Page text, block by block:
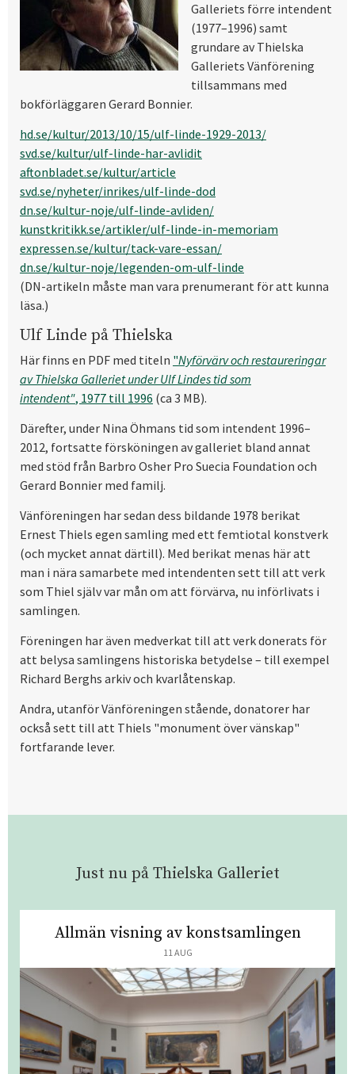
Galleriets förre intendent
(1977–1996) samt
grundare av Thielska
Galleriets Vänförening
tillsammans med
bokförläggaren Gerard Bonnier.
hd.se/kultur/2013/10/15/ulf-linde-1929-2013/
svd.se/kultur/ulf-linde-har-avlidit
aftonbladet.se/kultur/article
svd.se/nyheter/inrikes/ulf-linde-dod
dn.se/kultur-noje/ulf-linde-avliden/
kunstkritikk.se/artikler/ulf-linde-in-memoriam
expressen.se/kultur/tack-vare-essan/
dn.se/kultur-noje/legenden-om-ulf-linde
(DN-artikeln måste man vara prenumerant för att kunna
läsa.)
Ulf Linde på Thielska
Här finns en PDF med titeln "Nyförvärv och restaureringar
av Thielska Galleriet under Ulf Lindes tid som
intendent", 1977 till 1996 (ca 3 MB).
Därefter, under Nina Öhmans tid som intendent 1996–
2012, fortsatte försköningen av galleriet bland annat
med stöd från Barbro Osher Pro Suecia Foundation och
Gerard Bonnier med familj.
Vänföreningen har sedan dess bildande 1978 berikat
Ernest Thiels egen samling med ett femtiotal konstverk
(och mycket annat därtill). Med berikat menas här att
man i nära samarbete med intendenten sett till att verk
som Thiel själv var mån om att förvärva, nu införlivats i
samlingen.
Föreningen har även medverkat till att verk donerats för
att belysa samlingens historiska betydelse – till exempel
Richard Berghs arkiv och kvarlåtenskap.
Andra, utanför Vänföreningen stående, donatorer har
också sett till att Thiels "monument över vänskap"
fortfarande lever.
Just nu på Thielska Galleriet
Allmän visning av konstsamlingen
11 AUG